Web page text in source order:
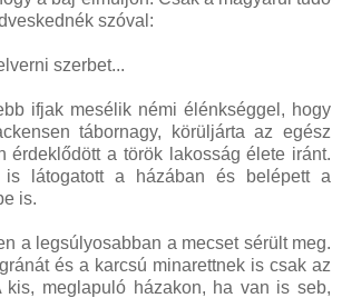
szóval:
szerbet...
ifjak mesélik némi élénkséggel, hogy
tábornagy, körüljárta az egész
érdeklődött a török lakosság élete iránt.
is látogatott a házában és belépett a
is.
a legsúlyosabban a mecset sérült meg.
és a karcsú minarettnek is csak az
meglapuló házakon, ha van is seb,